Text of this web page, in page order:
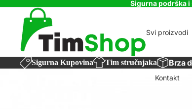
Sigurna podrška
Svi proizvodi
Kontakt
Sigurna Kupovina Tim stručnjaka Brza